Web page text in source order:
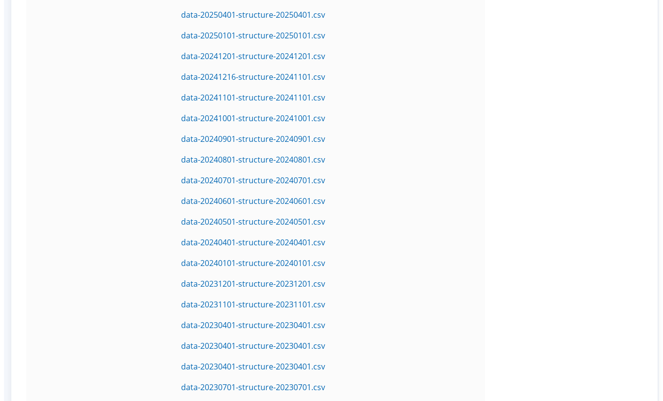
data-20250401-structure-20250401.csv
data-20250101-structure-20250101.csv
data-20241201-structure-20241201.csv
data-20241216-structure-20241101.csv
data-20241101-structure-20241101.csv
data-20241001-structure-20241001.csv
data-20240901-structure-20240901.csv
data-20240801-structure-20240801.csv
data-20240701-structure-20240701.csv
data-20240601-structure-20240601.csv
data-20240501-structure-20240501.csv
data-20240401-structure-20240401.csv
data-20240101-structure-20240101.csv
data-20231201-structure-20231201.csv
data-20231101-structure-20231101.csv
data-20230401-structure-20230401.csv
data-20230401-structure-20230401.csv
data-20230401-structure-20230401.csv
data-20230701-structure-20230701.csv